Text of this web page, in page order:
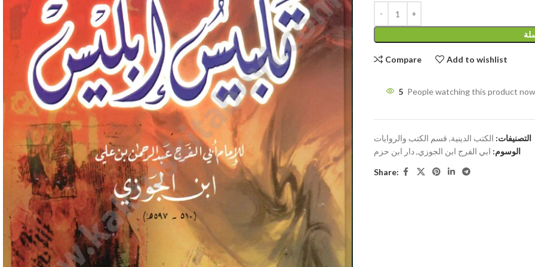
Compare Add to wishlist
5 People watching this product
التصنيفات: الكتب الدينية, قسم الكتب والروايات
الوسوم: ابي الفرج ابن الجوزي,دار ابن حزم
Share: